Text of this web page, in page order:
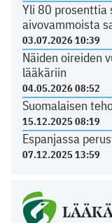
Yli 80 prosenttia
aivovammoista
03.07.2026 10:39
Näiden oireiden
lääkäriin
04.05.2026 08:52
Suomalaisen
15.12.2025 08:19
Espanjassa
07.12.2025 13:59